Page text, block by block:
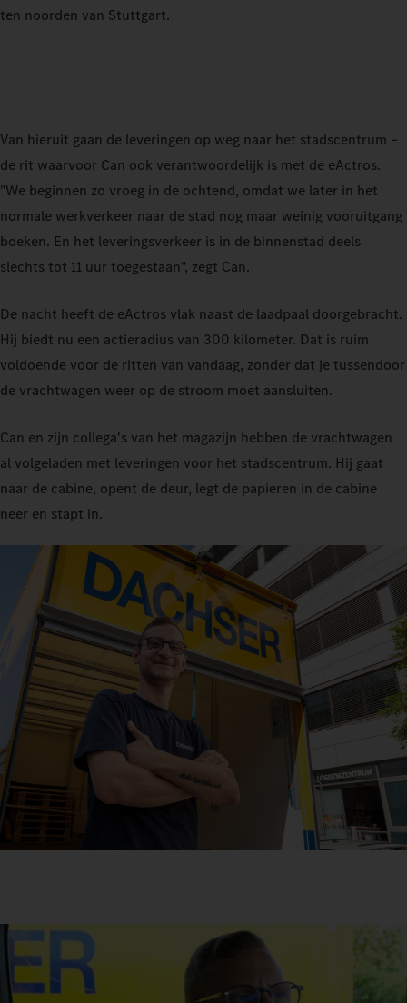
ten noorden van Stuttgart.
Van hieruit gaan de leveringen op weg naar het stadscentrum –
de rit waarvoor Can ook verantwoordelijk is met de eActros.
"We beginnen zo vroeg in de ochtend, omdat we later in het
normale werkverkeer naar de stad nog maar weinig vooruitgang
boeken. En het leveringsverkeer is in de binnenstad deels
slechts tot 11 uur toegestaan", zegt Can.
De nacht heeft de eActros vlak naast de laadpaal doorgebracht.
Hij biedt nu een actieradius van 300 kilometer. Dat is ruim
voldoende voor de ritten van vandaag, zonder dat je tussendoor
de vrachtwagen weer op de stroom moet aansluiten.
Can en zijn collega's van het magazijn hebben de vrachtwagen
al volgeladen met leveringen voor het stadscentrum. Hij gaat
naar de cabine, opent de deur, legt de papieren in de cabine
neer en stapt in.